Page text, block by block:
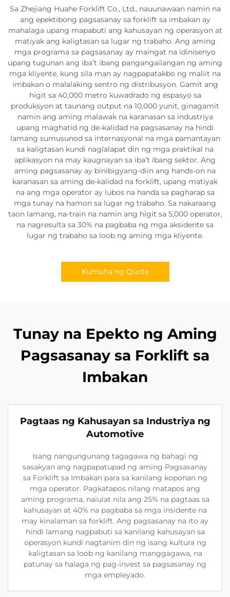
Sa Zhejiang Huahe Forklift Co., Ltd., nauunawaan namin na
ang epektibong pagsasanay sa forklift sa imbakan ay
mahalaga upang mapabuti ang kahusayan ng operasyon at
matiyak ang kaligtasan sa lugar ng trabaho. Ang aming
mga programa sa pagsasanay ay maingat na idinisenyo
upang tugunan ang iba’t ibang pangangailangan ng aming
mga kliyente, kung sila man ay nagpapatakbo ng maliit na
imbakan o malalaking sentro ng distribusyon. Gamit ang
higit sa 40,000 metro kuwadrado ng espasyo sa
produksyon at taunang output na 10,000 yunit, ginagamit
namin ang aming malawak na karanasan sa industriya
upang maghatid ng de-kalidad na pagsasanay na hindi
lamang sumusunod sa internasyonal na mga pamantayan
sa kaligtasan kundi naglalapat din ng mga praktikal na
aplikasyon na may kaugnayan sa iba’t ibang sektor. Ang
aming pagsasanay ay binibigyang-diin ang hands-on na
karanasan sa aming de-kalidad na forklift, upang matiyak
na ang mga operator ay lubos na handa sa pagharap sa
mga tunay na hamon sa lugar ng trabaho. Sa nakaraang
taon lamang, na-train na namin ang higit sa 5,000 operator,
na nagresulta sa 30% na pagbaba ng mga aksidente sa
lugar ng trabaho sa loob ng aming mga kliyente.
Kumuha ng Quote
Tunay na Epekto ng Aming
Pagsasanay sa Forklift sa
Imbakan
Pagtaas ng Kahusayan sa Industriya ng
Automotive
Isang nangungunang tagagawa ng bahagi ng
sasakyan ang nagpapatupad ng aming Pagsasanay
sa Forklift sa Imbakan para sa kanilang koponan ng
mga operator. Pagkatapos nilang matapos ang
aming programa, naiulat nila ang 25% na pagtaas sa
kahusayan at 40% na pagbaba sa mga insidente na
may kinalaman sa forklift. Ang pagsasanay na ito ay
hindi lamang nagpabuti sa kanilang kahusayan sa
operasyon kundi nagtanim din ng isang kultura ng
kaligtasan sa loob ng kanilang manggagawa, na
patunay sa halaga ng pag-invest sa pagsasanay ng
mga empleyado.